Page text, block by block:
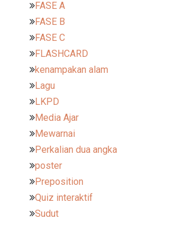
FASE A
FASE B
FASE C
FLASHCARD
kenampakan alam
Lagu
LKPD
Media Ajar
Mewarnai
Perkalian dua angka
poster
Preposition
Quiz interaktif
Sudut